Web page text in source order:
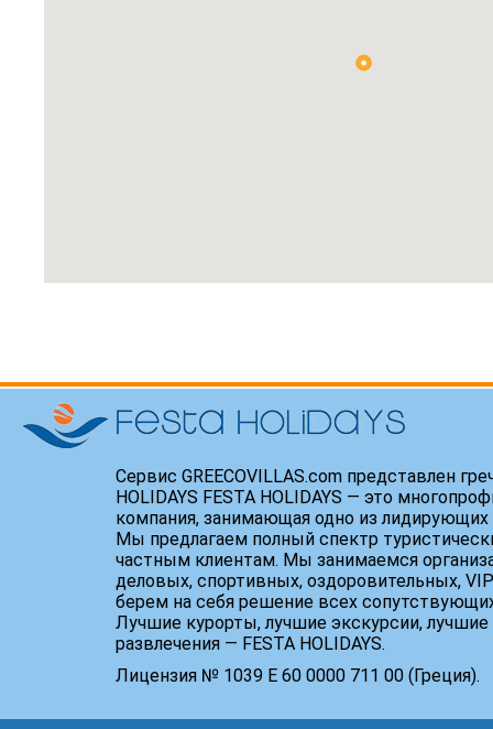
Сервис GREECOVILLAS.com представлен
HOLIDAYS FESTA HOLIDAYS — это
компания, занимающая одно из
Мы предлагаем полный спектр
частным клиентам. Мы занимаемся
деловых, спортивных, оздоровительных,
берем на себя решение всех
Лучшие курорты, лучшие экскурсии, лучшие
развлечения — FESTA HOLIDAYS.
Лицензия № 1039 Е 60 0000 711 00 (Греция).